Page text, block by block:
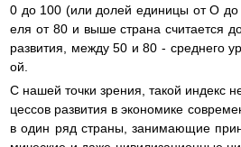
0 до 100 (или долей единицы от О до
еля от 80 и выше страна считается
развития, между 50 и 80 - среднего
ой.
С нашей точки зрения, такой индекс
цессов развития в экономике
в один ряд страны, занимающие